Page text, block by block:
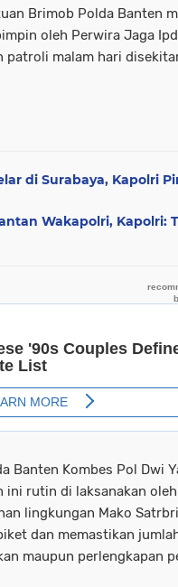
Brimob Polda Banten
oleh Perwira Jaga
patroli malam hari
di Surabaya, Kapolri
Wakapolri, Kapolri:
Banten Kombes Pol Dwi
ini rutin di laksanakan
lingkungan Mako
dan memastikan
maupun perlengkapan